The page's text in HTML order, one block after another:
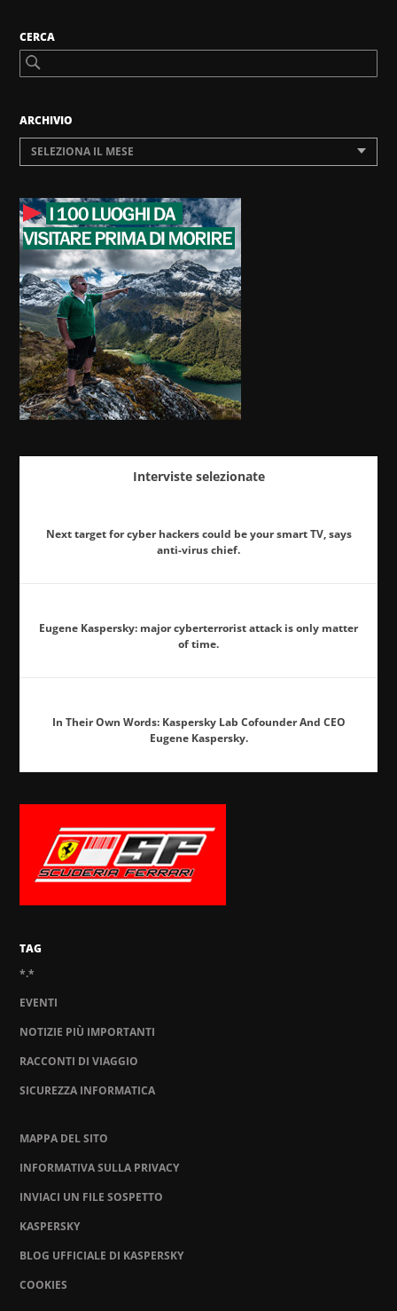
CERCA
ARCHIVIO
SELEZIONA IL MESE
Interviste selezionate
Next target for cyber hackers could be your smart TV, says
anti-virus chief.
Eugene Kaspersky: major cyberterrorist attack is only matter
of time.
In Their Own Words: Kaspersky Lab Cofounder And CEO
Eugene Kaspersky.
TAG
*.*
EVENTI
NOTIZIE PIÙ IMPORTANTI
RACCONTI DI VIAGGIO
SICUREZZA INFORMATICA
MAPPA DEL SITO
INFORMATIVA SULLA PRIVACY
INVIACI UN FILE SOSPETTO
KASPERSKY
BLOG UFFICIALE DI KASPERSKY
COOKIES